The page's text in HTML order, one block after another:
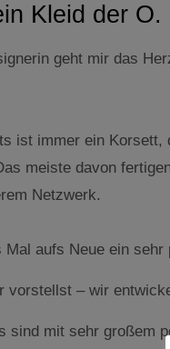
Kleid der
geht mir das
ist immer ein
meiste davon
Netzwerk.
Mal aufs Neue ein
vorstellst – wir
sind mit sehr großem